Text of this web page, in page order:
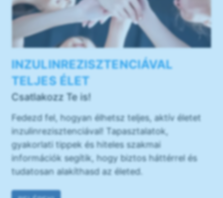
INZULINREZISZTENCIÁVAL
TELJES ÉLET
Csatlakozz Te is!
Fedezd fel, hogyan élhetsz teljes, aktív életet
inzulinrezisztenciával! Tapasztalatok,
gyakorlati tippek és hiteles szakmai
információk segítik, hogy biztos háttérrel és
tudatosan alakíthasd az életed.